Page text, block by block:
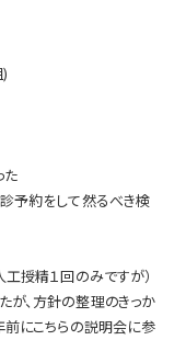
)
た
予約をして然るべき検
工授精１回のみですが）
、方針の整理のきっか
前にこちらの説明会に参